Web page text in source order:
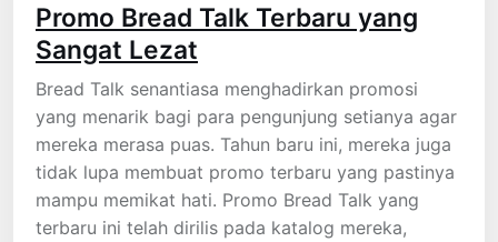
Promo Bread Talk Terbaru yang
Sangat Lezat
Bread Talk senantiasa menghadirkan promosi
yang menarik bagi para pengunjung setianya agar
mereka merasa puas. Tahun baru ini, mereka juga
tidak lupa membuat promo terbaru yang pastinya
mampu memikat hati. Promo Bread Talk yang
terbaru ini telah dirilis pada katalog mereka,